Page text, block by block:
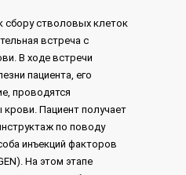
сбору стволовых клеток
встреча с
В ходе встречи
пациента, его
проводятся
Пациент получает
по поводу
инъекций факторов
На этом этапе